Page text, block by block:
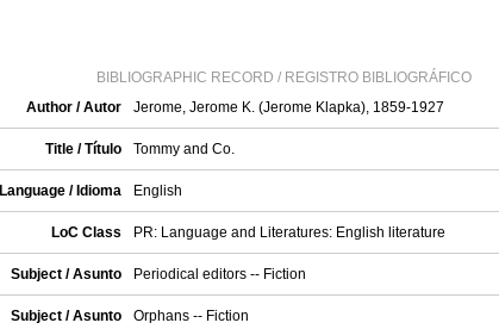
BIBLIOGRAPHIC RECORD / REGISTRO BIBLIOGRÁFICO
Author / Autor
Jerome, Jerome K. (Jerome Klapka), 1859-1927
Title / Título Tommy and Co.
Language / Idioma English
LoC Class PR: Language and Literatures: English literature
Subject / Asunto Periodical editors -- Fiction
Subject / Asunto Orphans -- Fiction